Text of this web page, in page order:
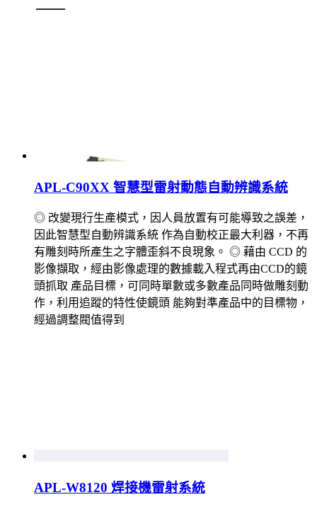
APL-C90XX 智慧型雷射動態自動辨識系統
◎ 改變現行生產模式，因人員放置有可能導致之誤差，
因此智慧型自動辨識系統 作為自動校正最大利器，不再
有雕刻時所產生之字體歪斜不良現象。 ◎ 藉由 CCD 的
影像擷取，經由影像處理的數據載入程式再由CCD的鏡
頭抓取 產品目標，可同時單數或多數產品同時做雕刻動
作，利用追蹤的特性使鏡頭 能夠對準產品中的目標物，
經過調整閥值得到
APL-W8120 焊接機雷射系統